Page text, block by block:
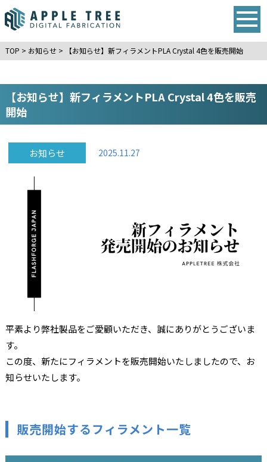
TOP > お知らせ> 【お知らせ】新フィラメントPLA Crystal 4色を販売開始
【お知らせ】新フィラメントPLA Crystal 4色を販売
開始
お知らせ 2025.11.27
平素より弊社製品をご愛顧いただき、誠にありがとうございま
す。
この度、新たにフィラメントを販売開始いたしましたので、お
知らせいたします。
販売開始するフィラメント一覧